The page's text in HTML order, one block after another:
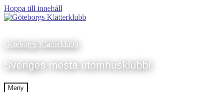
Hoppa till innehåll
Göteborgs Klätterklubb
Sveriges mesta utomhusklubb!
Meny